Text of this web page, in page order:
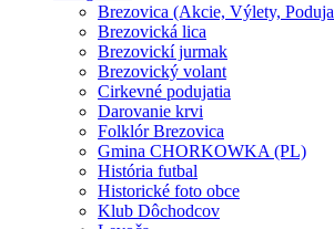
Brezovica (Akcie, Výlety,
Brezovická lica
Brezovickí jurmak
Brezovický volant
Cirkevné podujatia
Darovanie krvi
Folklór Brezovica
Gmina CHORKOWKA (PL)
História futbal
Historické foto obce
Klub Dôchodcov